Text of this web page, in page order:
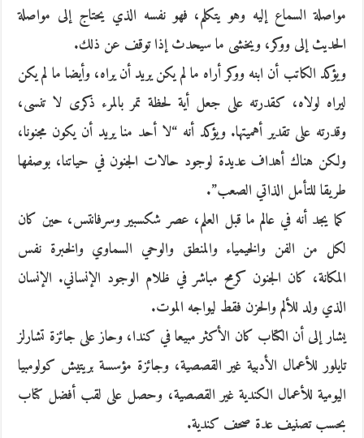
مواصلة السماع إليه وهو يتكلم، فهو نفسه الذي يحتاج إلى مواصلة
الحديث إلى ووكر، ويخشى ما سيحدث إذا توقف عن ذلك.
ويؤكد الكاتب أن ابنه ووكر أراه ما لم يكن يريد أن يراه، وأيضا ما لم يكن
ليراه لولاه، كقدرته على جعل أية لحظة تمر بالمرء ذكرى لا تنسى،
وقدرته على تقدير أهميتها. ويؤكد أنه “لا أحد منا يريد أن يكون مجنونا،
ولكن هناك أهداف عديدة لوجود حالات الجنون في حياتنا، بوصفها
طريقا للتأمل الذاتي الصعب”.
كما يجد أنه في عالم ما قبل العلم، عصر شكسبير وسرفانتس، حين كان
لكل من الفن والخيمياء والمنطق والوحي السماوي والخبرة نفس
المكانة، كان الجنون كرمح مباشر في ظلام الوجود الإنساني. الإنسان
الذي ولد للألم والحزن فقط ليواجه الموت.
يشار إلى أن الكتاب كان الأكثر مبيعا في كندا، وحاز على جائزة تشارلز
تايلور للأعمال الأدبية غير القصصية، وجائزة مؤسسة بريتيش كولومبيا
اليومية للأعمال الكندية غير القصصية، وحصل على لقب أفضل كتاب
بحسب تصنيف عدة صحف كندية.